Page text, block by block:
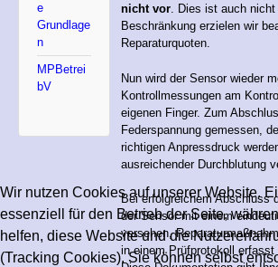
e
Grundlage
n
MPBetrei
bV
nicht vor. Dies ist auch
Beschränkung erzielen wir
Reparaturquoten.
Nun wird der Sensor wieder
Kontrollmessungen am
eigenen Finger. Zum
Federspannung gemessen,
richtigen Anpressdruck
ausreichender Durchblutung
Bei erfolgreichem Abschluss
der Sensor mit einem
versehen,
in einem Prüfprotokoll
Wir nutzen Cookies auf unserer Website.
essenziell für den Betrieb der Seite,
helfen, diese Website und die
(Tracking Cookies). Sie können selbst